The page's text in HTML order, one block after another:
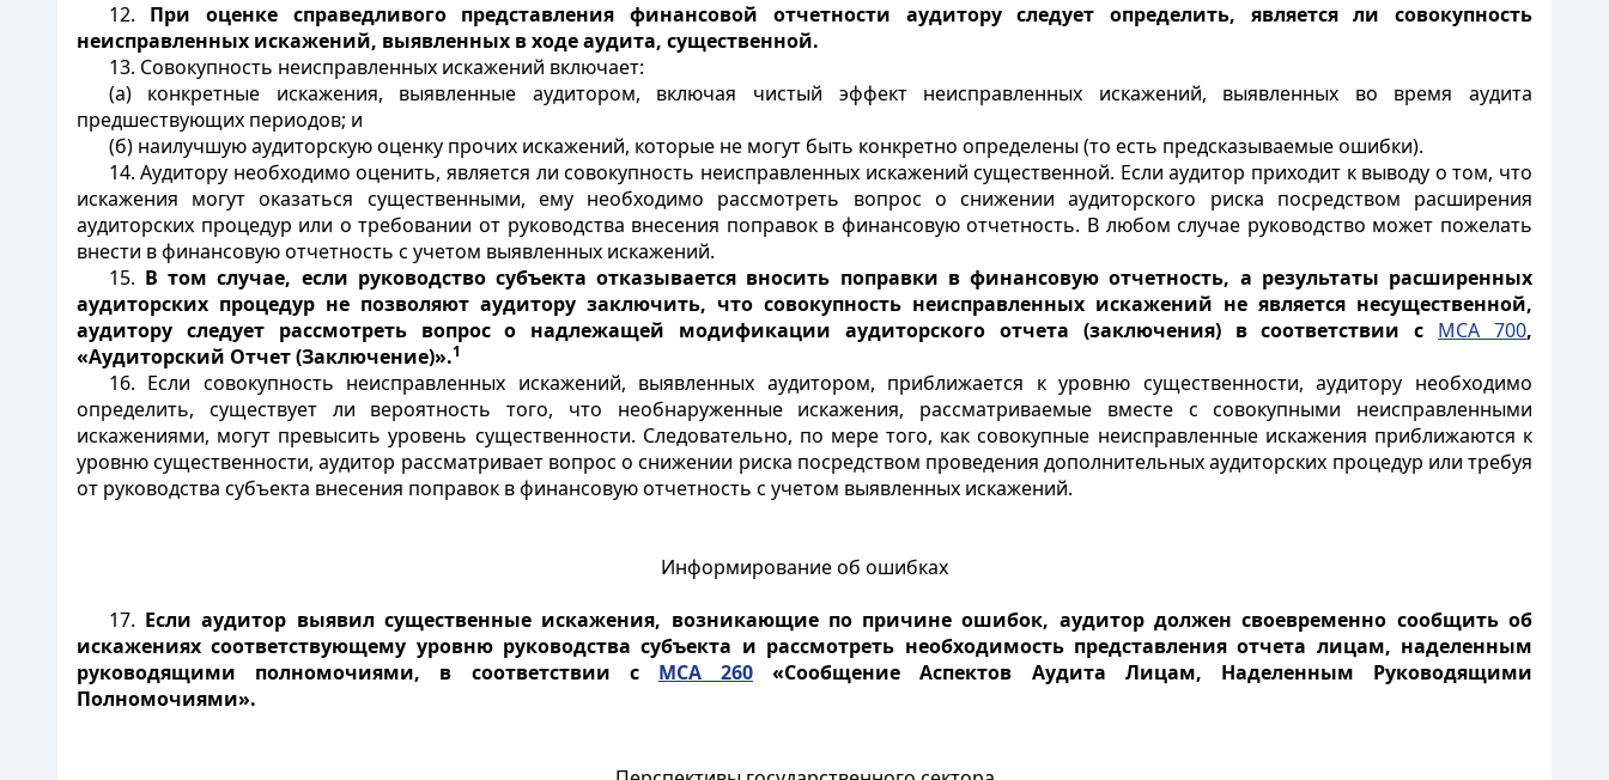
12. При оценке справедливого представления финансовой отчетности аудитору следует определить, является ли совокупность
неисправленных искажений, выявленных в ходе аудита, существенной.
13. Совокупность неисправленных искажений включает:
(а) конкретные искажения, выявленные аудитором, включая чистый эффект неисправленных искажений, выявленных во время аудита
предшествующих периодов; и
(б) наилучшую аудиторскую оценку прочих искажений, которые не могут быть конкретно определены (то есть предсказываемые ошибки).
14. Аудитору необходимо оценить, является ли совокупность неисправленных искажений существенной. Если аудитор приходит к выводу о том, что
искажения могут оказаться существенными, ему необходимо рассмотреть вопрос о снижении аудиторского риска посредством расширения
аудиторских процедур или о требовании от руководства внесения поправок в финансовую отчетность. В любом случае руководство может пожелать
внести в финансовую отчетность с учетом выявленных искажений.
15. В том случае, если руководство субъекта отказывается вносить поправки в финансовую отчетность, а результаты расширенных
аудиторских процедур не позволяют аудитору заключить, что совокупность неисправленных искажений не является несущественной,
аудитору следует рассмотреть вопрос о надлежащей модификации аудиторского отчета (заключения) в соответствии с МСА 700,
«Аудиторский Отчет (Заключение)».1
16. Если совокупность неисправленных искажений, выявленных аудитором, приближается к уровню существенности, аудитору необходимо
определить, существует ли вероятность того, что необнаруженные искажения, рассматриваемые вместе с совокупными неисправленными
искажениями, могут превысить уровень существенности. Следовательно, по мере того, как совокупные неисправленные искажения приближаются к
уровню существенности, аудитор рассматривает вопрос о снижении риска посредством проведения дополнительных аудиторских процедур или требуя
от руководства субъекта внесения поправок в финансовую отчетность с учетом выявленных искажений.
Информирование об ошибках
17. Если аудитор выявил существенные искажения, возникающие по причине ошибок, аудитор должен своевременно сообщить об
искажениях соответствующему уровню руководства субъекта и рассмотреть необходимость представления отчета лицам, наделенным
руководящими полномочиями, в соответствии с МСА 260 «Сообщение Аспектов Аудита Лицам, Наделенным Руководящими
Полномочиями».